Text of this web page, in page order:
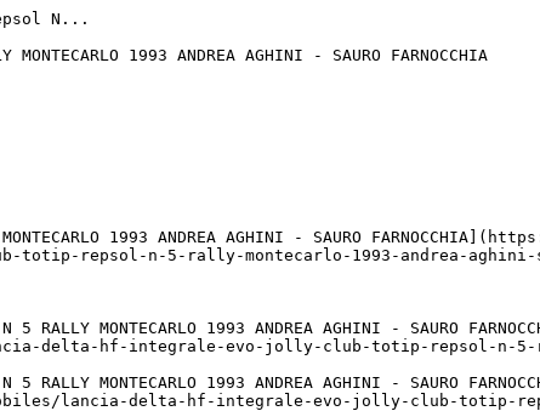
N...
1993 ANDREA AGHINI - SAURO FARNOCCHIA
MONTECARLO 1993 ANDREA AGHINI - SAURO
repsol-n-5-rally-montecarlo-1993-andrea-aghini-
MONTECARLO 1993 ANDREA AGHINI - SAURO
delta-hf-integrale-evo-jolly-club-totip-repsol-n-5-
MONTECARLO 1993 ANDREA AGHINI - SAURO
lancia-delta-hf-integrale-evo-jolly-club-totip-